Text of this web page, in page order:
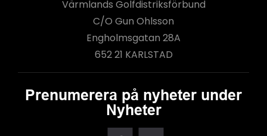
Värmlands Golfdistriksförbund
C/O Gun Ohlsson
Engholmsgatan 28A
652 21 KARLSTAD
Prenumerera på nyheter under
Nyheter